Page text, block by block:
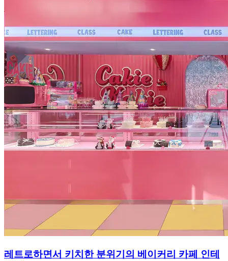
레트로하면서 키치한 분위기의 베이커리 카페 인테